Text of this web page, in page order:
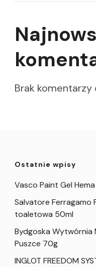
Brak komentarzy
Ostatnie wpisy
Vasco Paint Gel
Salvatore Ferragamo
toaletowa 50ml
Bydgoska Wytwórnia
Puszce 70g
INGLOT FREEDOM